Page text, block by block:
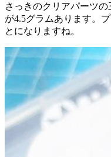
さっきのクリアパーツ
が4.5グラムあります。
とになりますね。